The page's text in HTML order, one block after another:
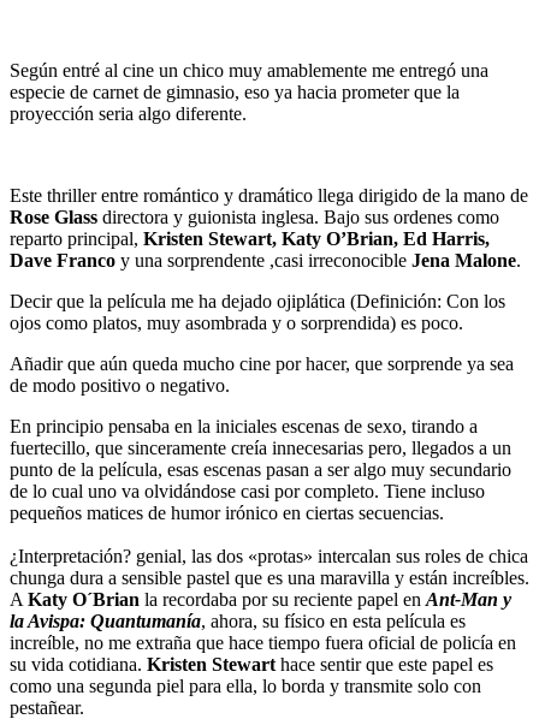
Según entré al cine un chico muy amablemente me entregó una
especie de carnet de gimnasio, eso ya hacia prometer que la
proyección seria algo diferente.
Este thriller entre romántico y dramático llega dirigido de la mano de
Rose Glass directora y guionista inglesa. Bajo sus ordenes como
reparto principal, Kristen Stewart, Katy O’Brian, Ed Harris,
Dave Franco y una sorprendente ,casi irreconocible Jena Malone.
Decir que la película me ha dejado ojiplática (Definición: Con los
ojos como platos, muy asombrada y o sorprendida) es poco.
Añadir que aún queda mucho cine por hacer, que sorprende ya sea
de modo positivo o negativo.
En principio pensaba en la iniciales escenas de sexo, tirando a
fuertecillo, que sinceramente creía innecesarias pero, llegados a un
punto de la película, esas escenas pasan a ser algo muy secundario
de lo cual uno va olvidándose casi por completo. Tiene incluso
pequeños matices de humor irónico en ciertas secuencias.
¿Interpretación? genial, las dos «protas» intercalan sus roles de chica
chunga dura a sensible pastel que es una maravilla y están increíbles.
A Katy O´Brian la recordaba por su reciente papel en Ant-Man y
la Avispa: Quantumanía, ahora, su físico en esta película es
increíble, no me extraña que hace tiempo fuera oficial de policía en
su vida cotidiana. Kristen Stewart hace sentir que este papel es
como una segunda piel para ella, lo borda y transmite solo con
pestañear.